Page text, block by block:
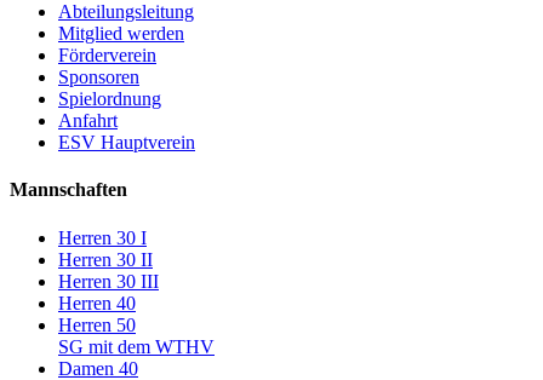
Abteilungsleitung
Mitglied werden
Förderverein
Sponsoren
Spielordnung
Anfahrt
ESV Hauptverein
Mannschaften
Herren 30 I
Herren 30 II
Herren 30 III
Herren 40
Herren 50
SG mit dem WTHV
Damen 40